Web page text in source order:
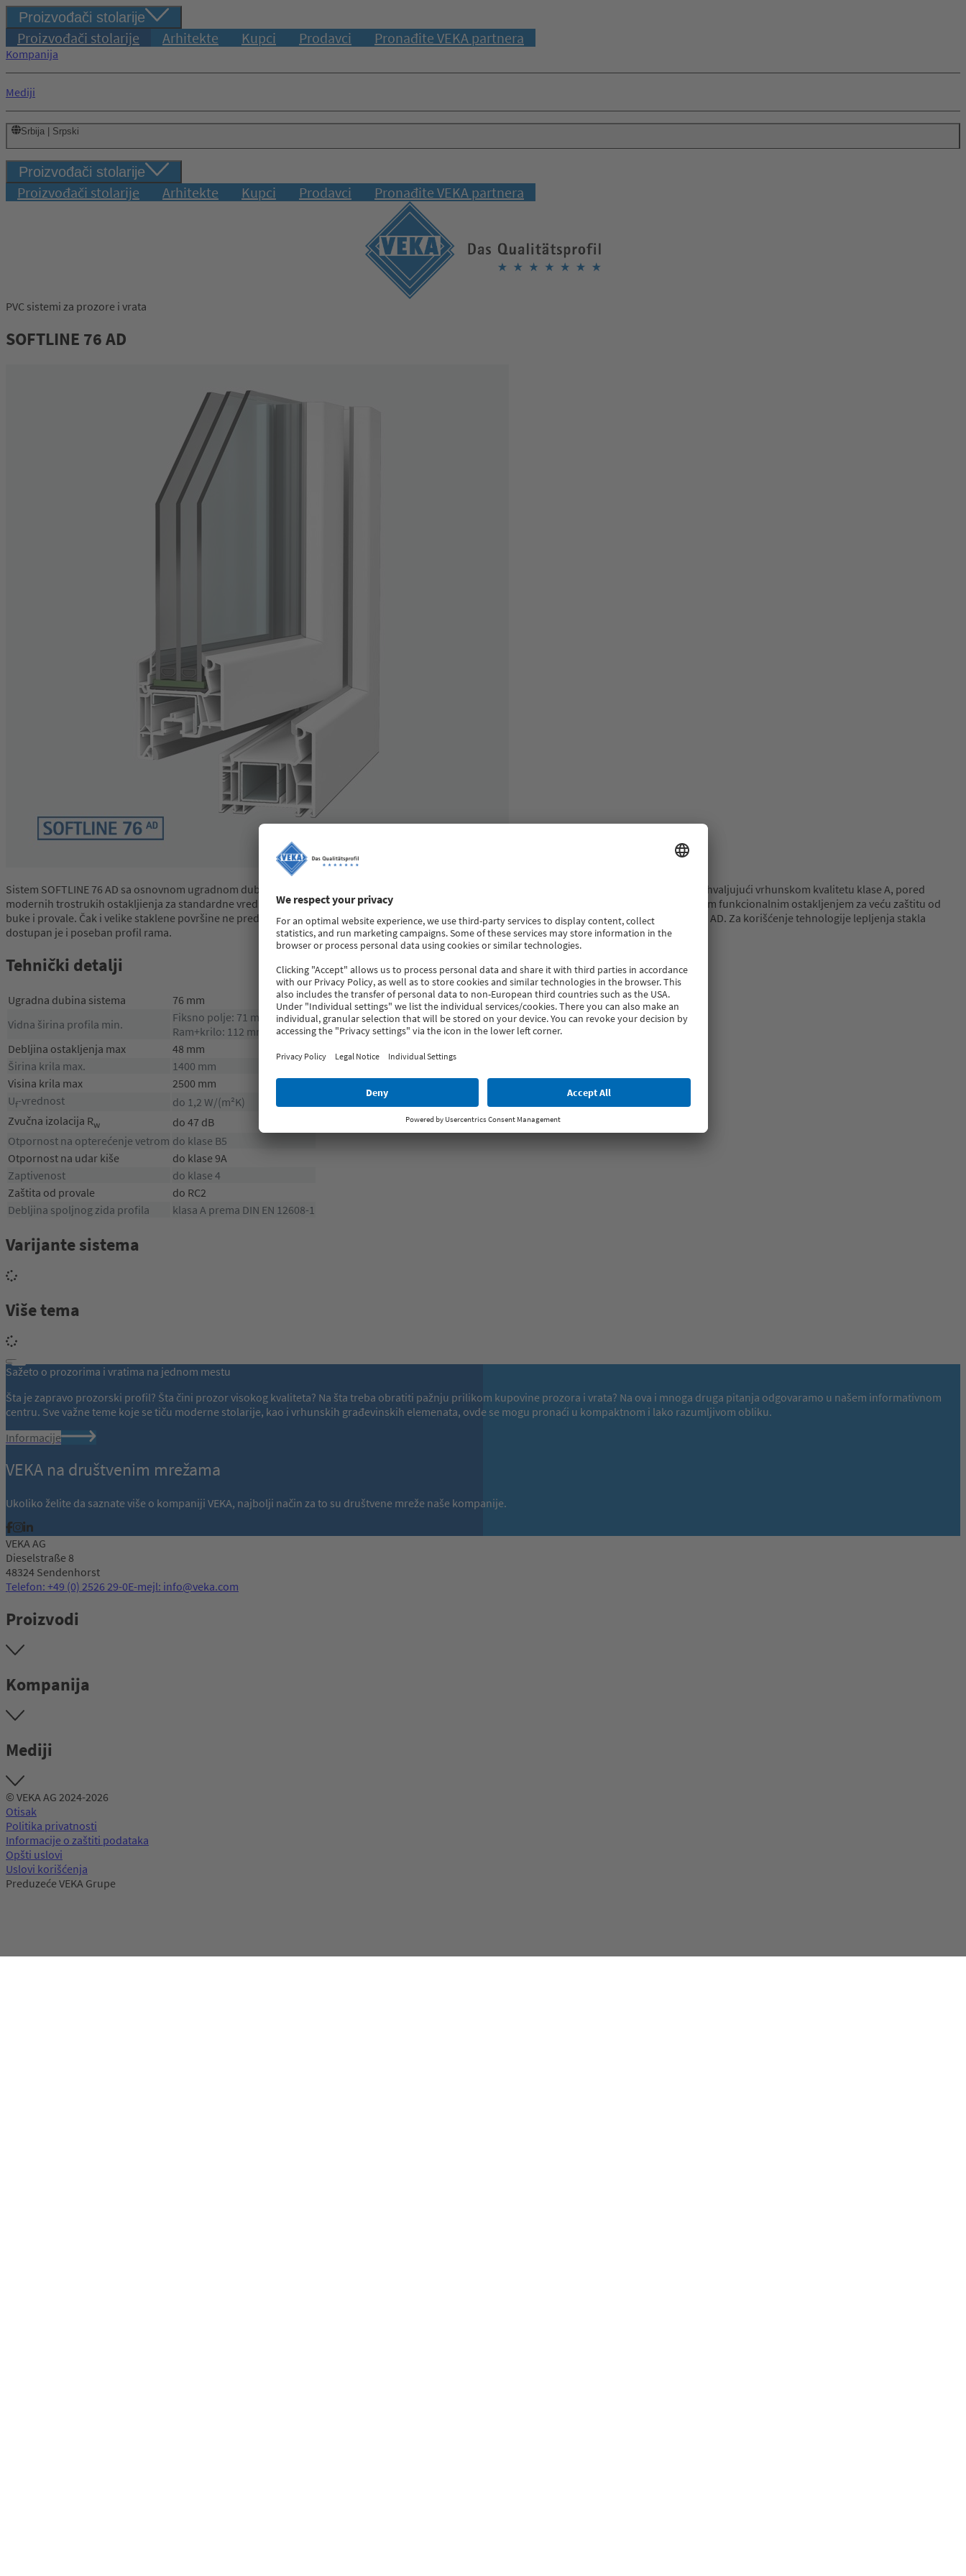
Proizvođači stolarije
Proizvođači stolarije Arhitekte Kupci Prodavci Pronađite VEKA partnera
Kompanija
Mediji
Srbija | Srpski
Proizvođači stolarije
Proizvođači stolarije Arhitekte Kupci Prodavci Pronađite VEKA partnera
Prijava
PVC sistemi za prozore i vrata
SOFTLINE 76 AD
Sistem SOFTLINE 76 AD sa osnovnom ugradnom dubinom od 76 mm nudi savršen balans između uštede energije i troškova potrošnje energije. Zahvaljujući vrhunskom kvalitetu klase A, pored
modernih trostrukih ostakljienja za standardne vrednosti toplotne izolacije, sistem SOFTLINE 76 AD se lako može dodatno unaprediti sa specijalnim funkcionalnim ostakljenjem za veću zaštitu od
buke i provale. Čak i velike staklene površine ne predstavljaju problem sa tankom i istovremeno ekonomičnom konstrukcijom profila SOFTLINE 76 AD. Za korišćenje tehnologije lepljenja stakla
dostupan je i poseban profil rama.
Tehnički detalji
Ugradna dubina sistema
76 mm
Vidna širina profila min.
Fiksno polje: 71 mm
Ram+krilo: 112 mm
Debljina ostakljenja max
48 mm
Širina krila max.
1400 mm
Visina krila max
2500 mm
Uf-vrednost
do 1,2 W/(m²K)
Zvučna izolacija Rw
do 47 dB
Otpornost na opterećenje vetrom do klase B5
Otpornost na udar kiše
do klase 9A
Zaptivenost
do klase 4
Zaštita od provale
do RC2
Debljina spoljnog zida profila
klasa A prema DIN EN 12608-1
Varijante sistema
Više tema
Sažeto o prozorima i vratima na jednom mestu
Šta je zapravo prozorski profil? Šta čini prozor visokog kvaliteta? Na šta treba obratiti pažnju prilikom kupovine prozora i vrata? Na ova i mnoga druga pitanja odgovaramo u našem informativnom
centru. Sve važne teme koje se tiču moderne stolarije, kao i vrhunskih građevinskih elemenata, ovde se mogu pronaći u kompaktnom i lako razumljivom obliku.
Informacije
VEKA na društvenim mrežama
Ukoliko želite da saznate više o kompaniji VEKA, najbolji način za to su društvene mreže naše kompanije.
VEKA AG
Dieselstraße 8
48324 Sendenhorst
Telefon: +49 (0) 2526 29-0E-mejl: info@veka.com
Proizvodi
Kompanija
Mediji
© VEKA AG 2024-2026
Otisak
Politika privatnosti
Informacije o zaštiti podataka
Opšti uslovi
Uslovi korišćenja
Preduzeće VEKA Grupe